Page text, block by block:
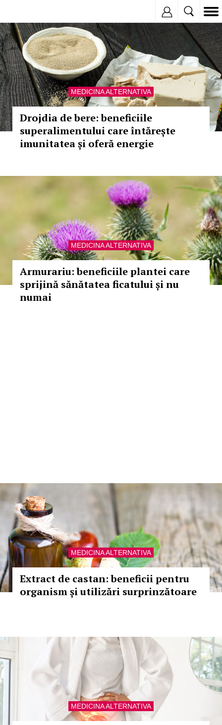
MEDICINA ALTERNATIVA
Drojdia de bere: beneficiile
superalimentului care întărește
imunitatea și oferă energie
MEDICINA ALTERNATIVA
Armurariu: beneficiile plantei care
sprijină sănătatea ficatului și nu
numai
MEDICINA ALTERNATIVA
Extract de castan: beneficii pentru
organism și utilizări surprinzătoare
MEDICINA ALTERNATIVA